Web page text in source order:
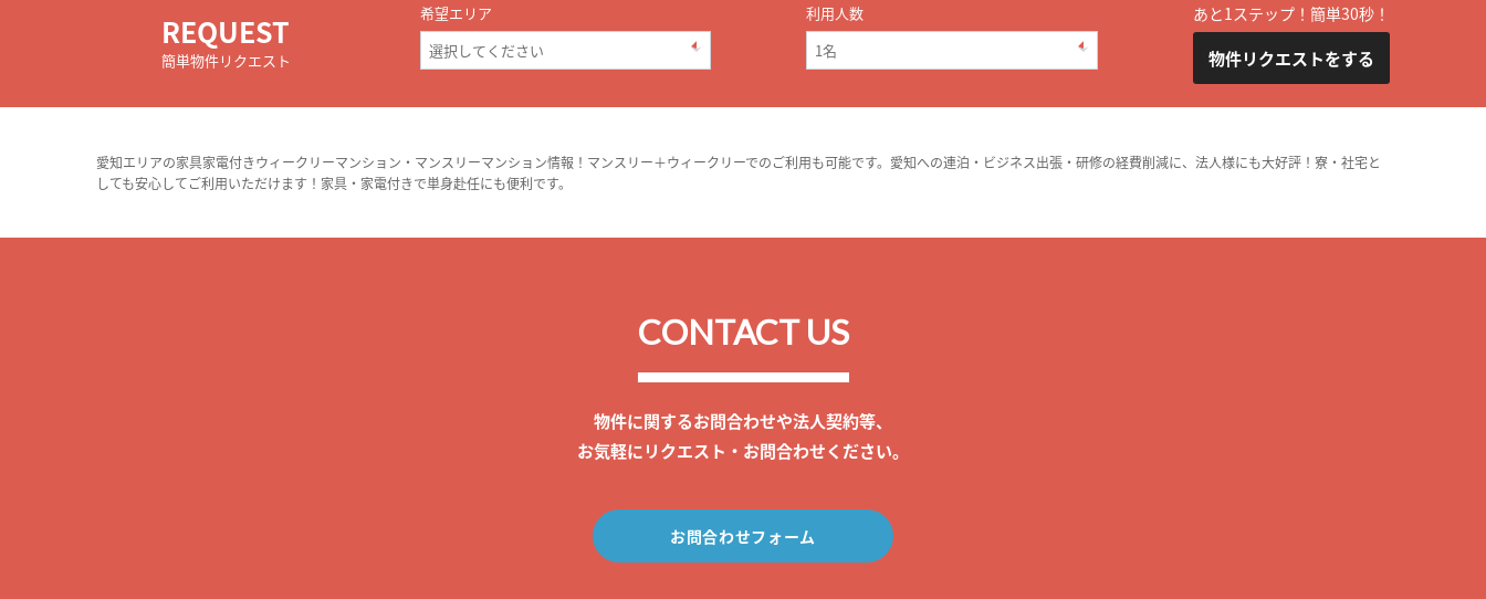
REQUEST
簡単物件リクエスト
希望エリア 利用人数 あと1ステップ！簡単30秒！
物件リクエストをする
愛知エリアの家具家電付きウィークリーマンション・マンスリーマンション情報！マンスリー＋ウィークリーでのご利用も可能です。愛知への連泊・ビジネス出張・研修の経費削減に、法人様にも大好評！寮・社宅と
しても安心してご利用いただけます！家具・家電付きで単身赴任にも便利です。
CONTACT US
物件に関するお問合わせや法人契約等、
お気軽にリクエスト・お問合わせください。
お問合わせフォーム